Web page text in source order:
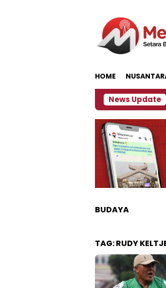
HOME
News Update
‎Soal Rencana Pinjaman
BUDAYA
TAG:RUDY